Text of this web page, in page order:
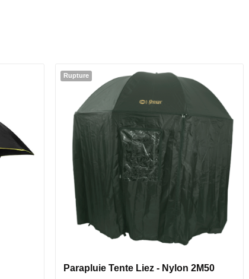
Rupture
Parapluie Tente Liez - Nylon 2M50